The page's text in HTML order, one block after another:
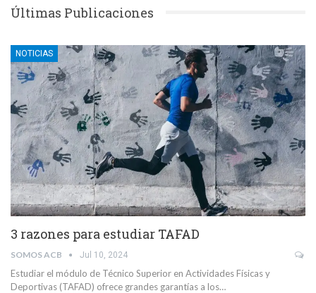
Últimas Publicaciones
NOTICIAS
3 razones para estudiar TAFAD
SOMOS ACB Jul 10, 2024
Estudiar el módulo de Técnico Superior en Actividades Físicas y
Deportivas (TAFAD) ofrece grandes garantías a los…